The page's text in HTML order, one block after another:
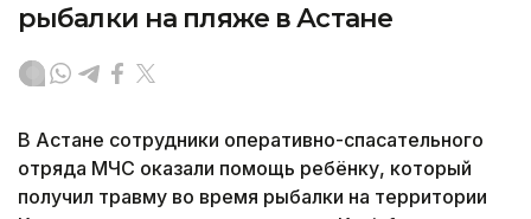
рыбалки на пляже в Астане
В Астане сотрудники оперативно-спасательного
отряда МЧС оказали помощь ребёнку, который
получил травму во время рыбалки на территории